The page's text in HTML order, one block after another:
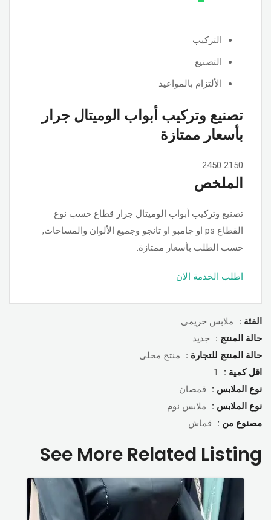
التركيب
التصنيع
الألتزام بالمواعيد
تصنيع وتركيب أبواب الوميتال جرار
بأسعار ممتازة
2150
2450
الملخص
تصنيع وتركيب أبواب الوميتال جرار قطاع حسب نوع
القطاع ps او جامبو او تانجو وجميع الألوان والمساحات,
حسب الطلب بأسعار ممتازة.
اطلب الخدمة الان
الفئة :
ملابس حريمى
حالة المنتج :
جديد
حالة المنتج للتجارة :
منتج محلى
اقل كمية :
1
نوع الملابس :
قمصان
نوع الملابس :
ملابس نوم
مصنوع من :
قماش
See More Related Listing